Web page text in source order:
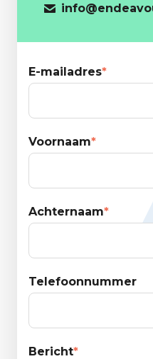
E-mailadres*
Voornaam*
Achternaam*
Telefoonnummer
Bericht*